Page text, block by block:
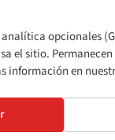
los derechos
DanskSuomi
analítica opcionales
el sitio.
información en